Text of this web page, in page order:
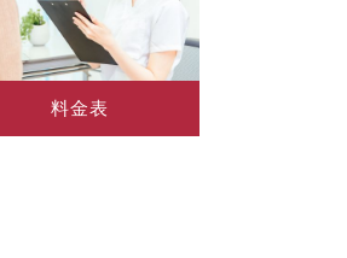
料金表